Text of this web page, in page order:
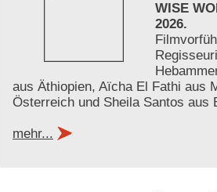
WISE
2026.
aus Äthiopien, Aïcha El Fathi aus
Österreich und Sheila Santos
mehr...